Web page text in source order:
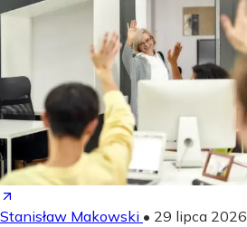
Stanisław Makowski • 29 lipca 2026